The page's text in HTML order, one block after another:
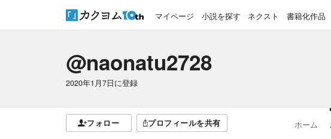
マイページ 小説を探す ネクスト 書籍化作品
@naonatu2728
2020年1月7日に登録
フォロー プロフィールを共有 ホーム